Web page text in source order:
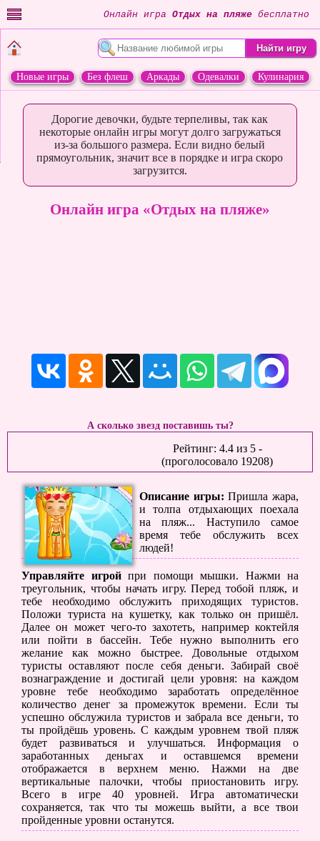
Онлайн игра Отдых на пляже бесплатно
Новые игры Без флеш Аркады Одевалки
Кулинария
Дорогие девочки, будьте терпеливы, так как
некоторые онлайн игры могут долго загружаться
из-за большого размера. Если видно белый
прямоугольник, значит все в порядке и игра скоро
загрузится.
Онлайн игра «Отдых на пляже»
А сколько звезд поставишь ты?
Рейтинг: 4.4из 5-
(проголосовало 19208)
Описание игры: Пришла жара,
и толпа отдыхающих поехала
на пляж... Наступило самое
время тебе обслужить всех
людей!
Управляйте игройпри помощи мышки. Нажми на
треугольник, чтобы начать игру. Перед тобой пляж, и
тебе необходимо обслужить приходящих туристов.
Положи туриста на кушетку, как только он пришёл.
Далее он может чего-то захотеть, например коктейля
или пойти в бассейн. Тебе нужно выполнить его
желание как можно быстрее. Довольные отдыхом
туристы оставляют после себя деньги. Забирай своё
вознаграждение и достигай цели уровня: на каждом
уровне тебе необходимо заработать определённое
количество денег за промежуток времени. Если ты
успешно обслужила туристов и забрала все деньги, то
ты пройдёшь уровень. С каждым уровнем твой пляж
будет развиваться и улучшаться. Информация о
заработанных деньгах и оставшемся времени
отображается в верхнем меню. Нажми на две
вертикальные палочки, чтобы приостановить игру.
Всего в игре 40 уровней. Игра автоматически
сохраняется, так что ты можешь выйти, а все твои
пройденные уровни останутся.